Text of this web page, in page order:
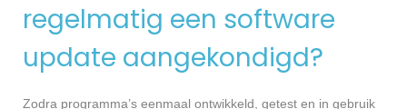
regelmatig een software
update aangekondigd?
Zodra programma’s eenmaal ontwikkeld, getest en in gebruik